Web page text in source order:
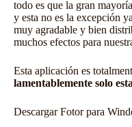
todo es que la gran
y esta no es la excepción
muy agradable y bien
muchos efectos para
Esta aplicación es
lamentablemente solo
DescargarFotor para